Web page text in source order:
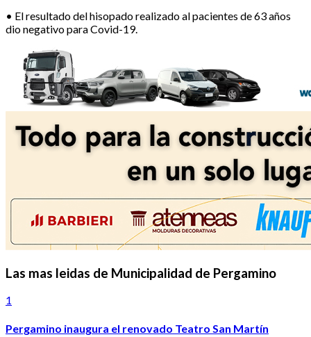
• El resultado del hisopado realizado al pacientes de 63 años
dio negativo para Covid-19.
Las mas leidas de Municipalidad de Pergamino
1
Pergamino inaugura el renovado Teatro San Martín